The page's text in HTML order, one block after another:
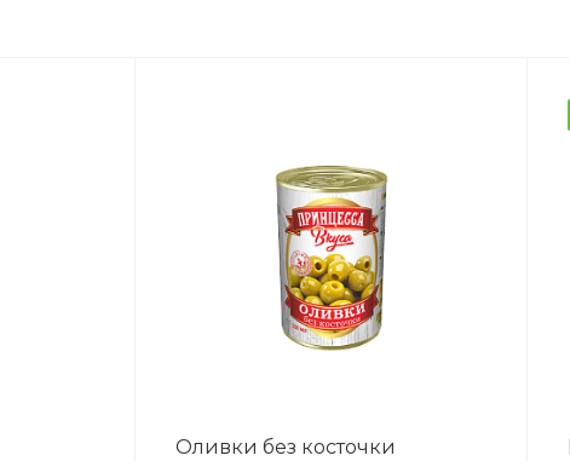
Оливки без косточки